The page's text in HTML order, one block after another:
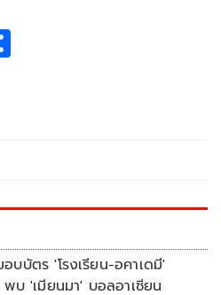
บบัตร 'โรงเรียน-อคาเดมี'
พบ 'เมียนมา' บอลอาเซียน